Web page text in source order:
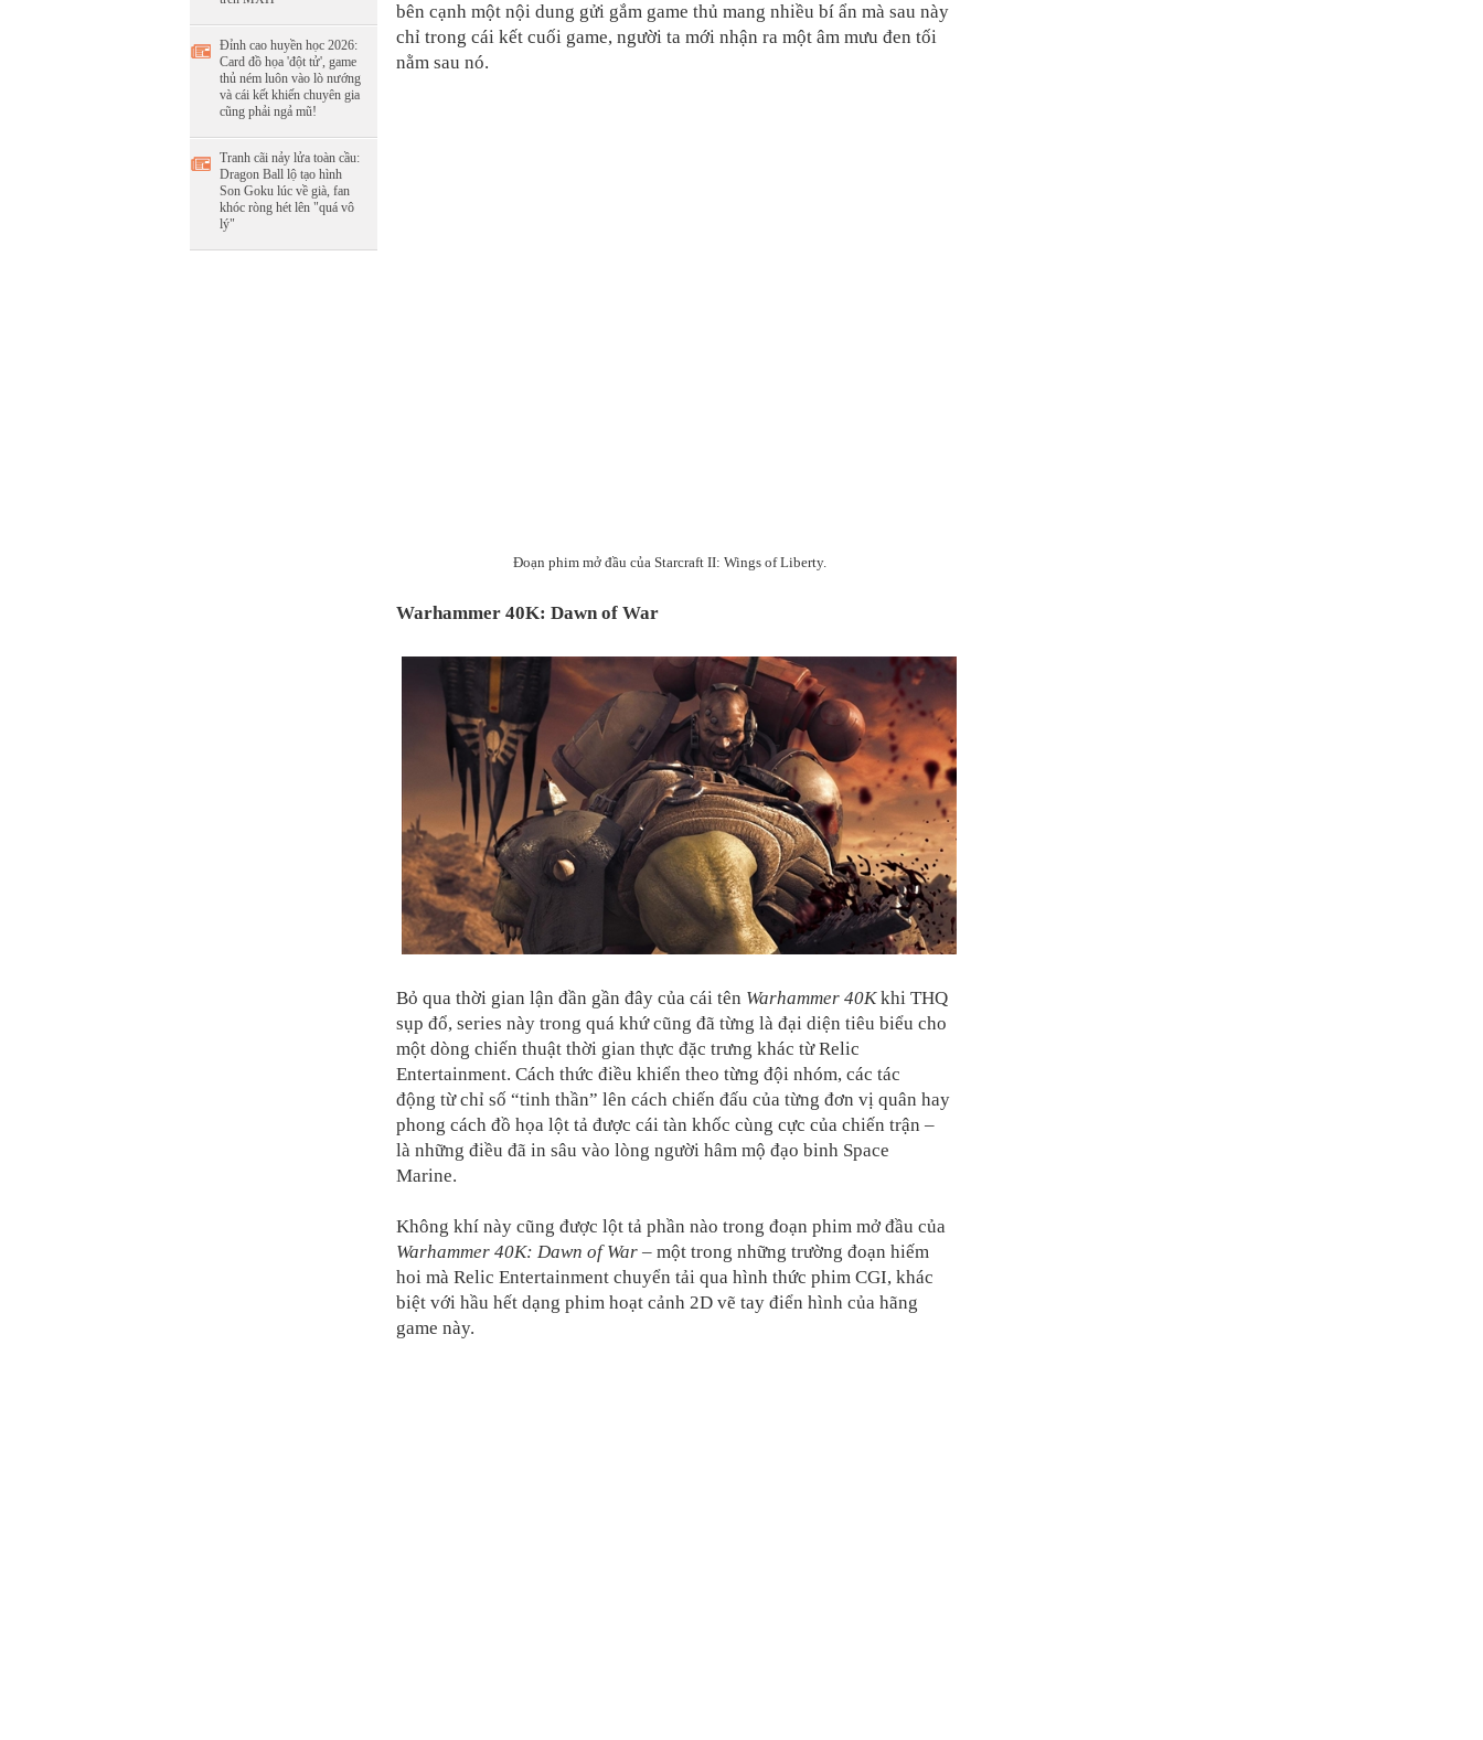
Đỉnh cao huyền học 2026:
Card đồ họa 'đột tử', game
thủ ném luôn vào lò nướng
và cái kết khiến chuyên gia
cũng phải ngả mũ!
Tranh cãi nảy lửa toàn cầu:
Dragon Ball lộ tạo hình
Son Goku lúc về già, fan
khóc ròng hét lên "quá vô
lý"
bên cạnh một nội dung gửi gắm game thủ mang nhiều bí ẩn mà sau này
chỉ trong cái kết cuối game, người ta mới nhận ra một âm mưu đen tối
nằm sau nó.
Đoạn phim mở đầu của Starcraft II: Wings of Liberty.
Warhammer 40K: Dawn of War
Bỏ qua thời gian lận đần gần đây của cái tên Warhammer 40Kkhi THQ
sụp đổ, series này trong quá khứ cũng đã từng là đại diện tiêu biểu cho
một dòng chiến thuật thời gian thực đặc trưng khác từ Relic
Entertainment. Cách thức điều khiển theo từng đội nhóm, các tác
động từ chỉ số “tinh thần” lên cách chiến đấu của từng đơn vị quân hay
phong cách đồ họa lột tả được cái tàn khốc cùng cực của chiến trận –
là những điều đã in sâu vào lòng người hâm mộ đạo binh Space
Marine.
Không khí này cũng được lột tả phần nào trong đoạn phim mở đầu của
Warhammer 40K: Dawn of War – một trong những trường đoạn hiếm
hoi mà Relic Entertainment chuyển tải qua hình thức phim CGI, khác
biệt với hầu hết dạng phim hoạt cảnh 2D vẽ tay điển hình của hãng
game này.